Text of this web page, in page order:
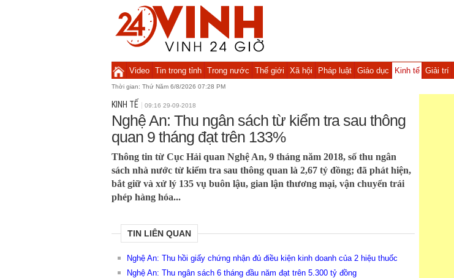
Video Tin trong tỉnh Trong nước Thế giới Xã hội Pháp luật Giáo dục Kinh tế Giải trí
Thời gian: Thứ Năm 6/8/2026 07:28 PM
KINH TẾ 09:16 29-09-2018
Nghệ An: Thu ngân sách từ kiểm tra sau thông
quan 9 tháng đạt trên 133%
Thông tin từ Cục Hải quan Nghệ An, 9 tháng năm 2018, số thu ngân
sách nhà nước từ kiểm tra sau thông quan là 2,67 tỷ đồng; đã phát hiện,
bắt giữ và xử lý 135 vụ buôn lậu, gian lận thương mại, vận chuyển trái
phép hàng hóa...
TIN LIÊN QUAN
Nghệ An: Thu hồi giấy chứng nhận đủ điều kiện kinh doanh của 2 hiệu thuốc
Nghệ An: Thu ngân sách 6 tháng đầu năm đạt trên 5.300 tỷ đồng